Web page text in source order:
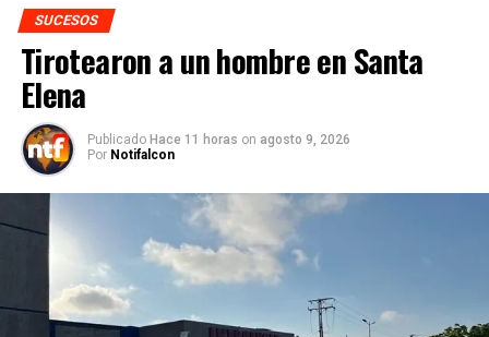
SUCESOS
Tirotearon a un hombre en Santa
Elena
Publicado Hace 11 horas on agosto 9, 2026
Por Notifalcon